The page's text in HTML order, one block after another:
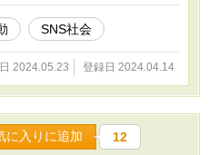
SNS社会
2024.05.23 登録日 2024.04.14
に入りに追加 12